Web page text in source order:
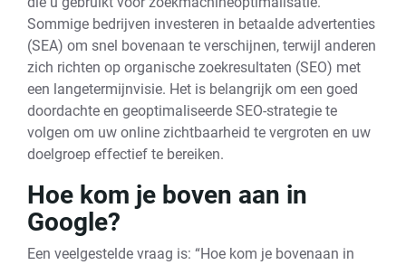
Sommige bedrijven investeren in betaalde advertenties
(SEA) om snel bovenaan te verschijnen, terwijl anderen
zich richten op organische zoekresultaten (SEO) met
een langetermijnvisie. Het is belangrijk om een goed
doordachte en geoptimaliseerde SEO-strategie te
volgen om uw online zichtbaarheid te vergroten en uw
doelgroep effectief te bereiken.
Hoe kom je boven aan in
Google?
Een veelgestelde vraag is: “Hoe kom je bovenaan in